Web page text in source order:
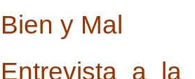
Bien y Mal
Entrevista a la